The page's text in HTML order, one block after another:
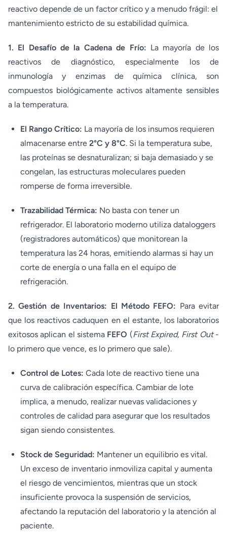
reactivo depende de un factor crítico y a menudo frágil: el
mantenimiento estricto de su estabilidad química.
1. El Desafío de la Cadena de Frío: La mayoría de los
reactivos de diagnóstico, especialmente los de
inmunología y enzimas de química clínica, son
compuestos biológicamente activos altamente sensibles
a la temperatura.
El Rango Crítico: La mayoría de los insumos requieren
almacenarse entre 2°C y 8°C. Si la temperatura sube,
las proteínas se desnaturalizan; si baja demasiado y se
congelan, las estructuras moleculares pueden
romperse de forma irreversible.
Trazabilidad Térmica: No basta con tener un
refrigerador. El laboratorio moderno utiliza dataloggers
(registradores automáticos) que monitorean la
temperatura las 24 horas, emitiendo alarmas si hay un
corte de energía o una falla en el equipo de
refrigeración.
2. Gestión de Inventarios: El Método FEFO: Para evitar
que los reactivos caduquen en el estante, los laboratorios
exitosos aplican el sistema FEFO (First Expired, First Out-
lo primero que vence, es lo primero que sale).
Control de Lotes: Cada lote de reactivo tiene una
curva de calibración específica. Cambiar de lote
implica, a menudo, realizar nuevas validaciones y
controles de calidad para asegurar que los resultados
sigan siendo consistentes.
Stock de Seguridad: Mantener un equilibrio es vital.
Un exceso de inventario inmoviliza capital y aumenta
el riesgo de vencimientos, mientras que un stock
insuficiente provoca la suspensión de servicios,
afectando la reputación del laboratorio y la atención al
paciente.